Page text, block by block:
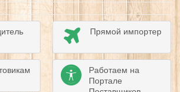
Прямой импортер
Работаем на
Портале